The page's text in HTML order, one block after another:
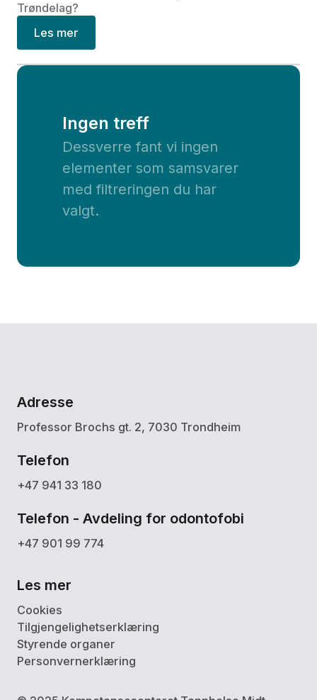
Trøndelag?
Les mer
Ingen treff
Dessverre fant vi ingen
elementer som samsvarer
med filtreringen du har
valgt.
Adresse
Professor Brochs gt. 2, 7030 Trondheim
Telefon
+47 941 33 180
Telefon - Avdeling for odontofobi
+47 901 99 774
Les mer
Cookies
Tilgjengelighetserklæring
Styrende organer
Personvernerklæring